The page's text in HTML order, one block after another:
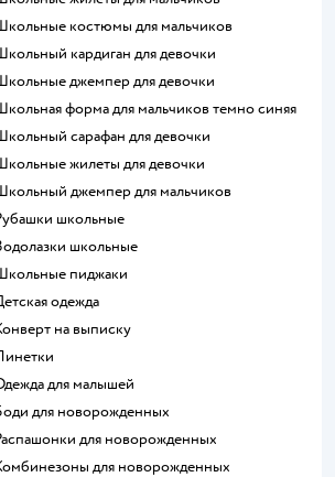
Школьные костюмы для мальчиков
Школьный кардиган для девочки
Школьные джемпер для девочки
Школьная форма для мальчиков темно синяя
Школьный сарафан для девочки
Школьные жилеты для девочки
Школьный джемпер для мальчиков
Рубашки школьные
Водолазки школьные
Школьные пиджаки
Детская одежда
Конверт на выписку
Пинетки
Одежда для малышей
Боди для новорожденных
Распашонки для новорожденных
Комбинезоны для новорожденных